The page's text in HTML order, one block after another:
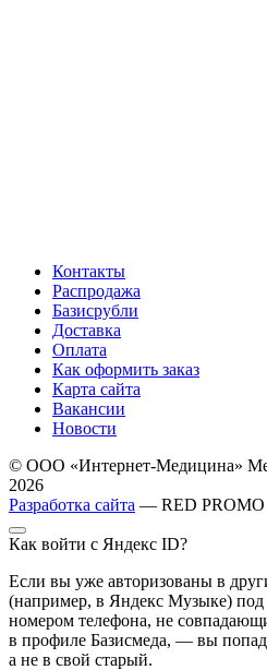
Контакты
Распродажа
Базисрубли
Доставка
Оплата
Как оформить заказ
Карта сайта
Вакансии
Новости
© ООО «Интернет-Медицина»
2026
Разработка сайта — RED PROMO
Как войти с Яндекс ID?
Если вы уже авторизованы в
(например, в Яндекс Музыке) под
номером телефона, не
в профиле Базисмеда, — вы
а не в свой старый.